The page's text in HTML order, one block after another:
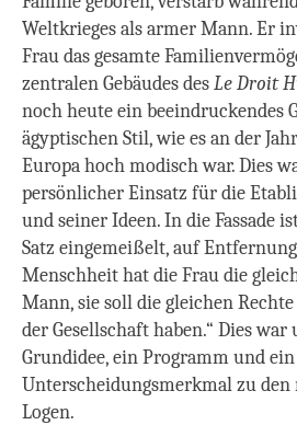
Weltkrieges als armer Mann. Er
Frau das gesamte
zentralen Gebäudes desLe Droit
noch heute ein beeindruckendes
ägyptischen Stil, wie es an der
Europa hoch modisch war. Dies
persönlicher Einsatz für die
und seiner Ideen. In die Fassade
Satz eingemeißelt, auf
Menschheit hat die Frau die
Mann, sie soll die gleichen
der Gesellschaft haben.“ Dies war
Grundidee, ein Programm und ein
Unterscheidungsmerkmal zu
Logen.